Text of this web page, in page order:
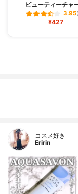
ビューティーチャ
3.95
¥427
コスメ好き
Eririn